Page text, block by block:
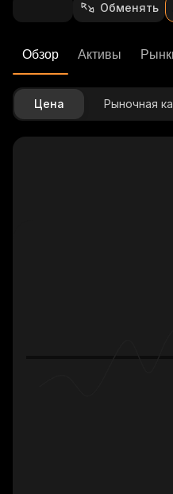
Обменять
Обзор Активы
Цена Рыночная